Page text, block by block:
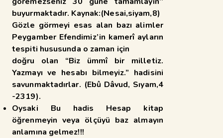
buyurmaktadır. Kaynak:(Nesai,siyam,8)
Gözle görmeyi esas alan bazı alimler
Peygamber Efendimiz’in kamerî ayların
tespiti hususunda o zaman için
doğru olan “Biz ümmî bir milletiz.
Yazmayı ve hesabı bilmeyiz.” hadisini
savunmaktadırlar. (Ebû Dâvud, Sıyam,4
-2319).
Oysaki Bu hadis Hesap kitap
öğrenmeyin veya ölçüyü baz almayın
anlamına gelmez!!!